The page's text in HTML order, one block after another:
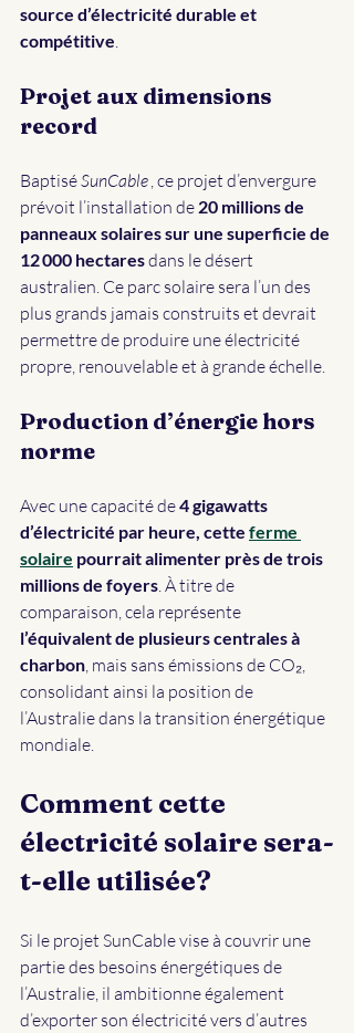
source d’électricité durable et
compétitive.
Projet aux dimensions
record
Baptisé SunCable, ce projet d’envergure
prévoit l’installation de 20 millions de
panneaux solairessur une superficie de
12 000 hectares dans le désert
australien. Ce parc solaire sera l’un des
plus grands jamais construits et devrait
permettre de produire une électricité
propre, renouvelable et à grande échelle.
Production d’énergie hors
norme
Avec une capacité de 4 gigawatts
d’électricité par heure, cette ferme
solaire pourraitalimenter près de trois
millions de foyers. À titre de
comparaison, cela représente
l’équivalent de plusieurs centrales à
charbon, mais sans émissions de CO₂,
consolidant ainsi la position de
l’Australie dans la transition énergétique
mondiale.
Comment cette
électricité solaire sera-
t-elle utilisée?
Si le projet SunCable vise à couvrir une
partie des besoins énergétiques de
l’Australie, il ambitionne également
d’exporter son électricité vers d’autres